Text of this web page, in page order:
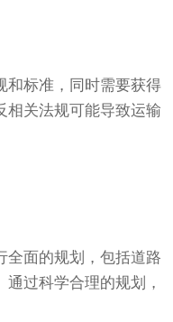
和标准，同时需要获得
相关法规可能导致运输
全面的规划，包括道路
过科学合理的规划，